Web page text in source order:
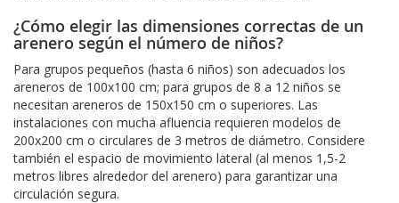
¿Cómo elegir las dimensiones correctas de un
arenero según el número de niños?
Para grupos pequeños (hasta 6 niños) son adecuados los
areneros de 100x100 cm; para grupos de 8 a 12 niños se
necesitan areneros de 150x150 cm o superiores. Las
instalaciones con mucha afluencia requieren modelos de
200x200 cm o circulares de 3 metros de diámetro. Considere
también el espacio de movimiento lateral (al menos 1,5-2
metros libres alrededor del arenero) para garantizar una
circulación segura.